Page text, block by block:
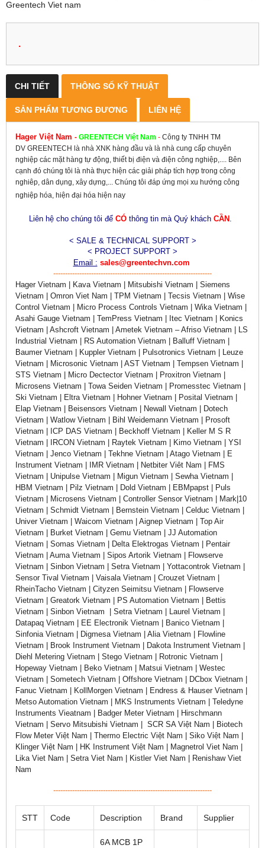
Greentech Viet nam
.
CHI TIẾT THÔNG SỐ KỸ THUẬT
SẢN PHẨM TƯƠNG ĐƯƠNG LIÊN HỆ
Hager Việt Nam - GREENTECH Việt Nam - Công ty TNHH TM
DV GREENTECH là nhà XNK hàng đầu và là nhà cung cấp chuyên
nghiệp các mặt hàng tự động, thiết bị điện và điện công nghiệp,.... Bên
cạnh đó chúng tôi là nhà thực hiện các giải pháp tích hợp trong công
nghiêp, dân dụng, xây dựng,... Chúng tôi đáp ứng mọi xu hướng công
nghiệp hóa, hiện đại hóa hiện nay
Liên hệ cho chúng tôi để CÓthông tin mà Quý khách CẦN .
< SALE & TECHNICAL SUPPORT >
< PROJECT SUPPORT >
Email : sales@greentechvn.com
-------------------------------------------------------------------
Hager Vietnam | Kava Vietnam | Mitsubishi Vietnam | Siemens
Vietnam | Omron Viet Nam | TPM Vietnam | Tecsis Vietnam | Wise
Control Vietnam | Micro Process Controls Vietnam | Wika Vietnam |
Asahi Gauge Vietnam | TemPress Vietnam | Itec Vietnam | Konics
Vietnam | Ashcroft Vietnam | Ametek Vietnam – Afriso Vietnam | LS
Industrial Vietnam | RS Automation Vietnam | Balluff Vietnam |
Baumer Vietnam | Kuppler Vietnam | Pulsotronics Vietnam | Leuze
Vietnam | Microsonic Vietnam | AST Vietnam | Tempsen Vietnam |
STS Vietnam | Micro Dectector Vietnam | Proxitron Vietnam |
Microsens Vietnam | Towa Seiden Vietnam | Promesstec Vietnam |
Ski Vietnam | Eltra Vietnam | Hohner Vietnam | Posital Vietnam |
Elap Vietnam | Beisensors Vietnam | Newall Vietnam | Dotech
Vietnam | Watlow Vietnam | Bihl Weidemann Vietnam | Prosoft
Vietnam | ICP DAS Vietnam | Beckhoff Vietnam | Keller M S R
Vietnam | IRCON Vietnam | Raytek Vietnam | Kimo Vietnam | YSI
Vietnam | Jenco Vietnam | Tekhne Vietnam | Atago Vietnam | E
Instrument Vietnam | IMR Vietnam | Netbiter Viêt Nam | FMS
Vietnam | Unipulse Vietnam | Migun Vietnam | Sewha Vietnam |
HBM Vietnam | Pilz Vietnam | Dold Vietnam | EBMpapst | Puls
Vietnam | Microsens Vietnam | Controller Sensor Vietnam | Mark|10
Vietnam | Schmidt Vietnam | Bernstein Vietnam | Celduc Vietnam |
Univer Vietnam | Waicom Vietnam | Aignep Vietnam | Top Air
Vietnam | Burket Vietnam | Gemu Vietnam | JJ Automation
Vietnam | Somas Vietnam | Delta Elektrogas Vietnam | Pentair
Vietnam | Auma Vietnam | Sipos Artorik Vietnam | Flowserve
Vietnam | Sinbon Vietnam | Setra Vietnam | Yottacontrok Vietnam |
Sensor Tival Vietnam | Vaisala Vietnam | Crouzet Vietnam |
RheinTacho Vietnam | Cityzen Seimitsu Vietnam | Flowserve
Vietnam | Greatork Vietnam | PS Automation Vietnam | Bettis
Vietnam | Sinbon Vietnam | Setra Vietnam | Laurel Vietnam |
Datapaq Vietnam | EE Electronik Vietnam | Banico Vietnam |
Sinfonia Vietnam | Digmesa Vietnam | Alia Vietnam | Flowline
Vietnam | Brook Instrument Vietnam | Dakota Instrument Vietnam |
Diehl Metering Vietnam | Stego Vietnam | Rotronic Vietnam |
Hopeway Vietnam | Beko Vietnam | Matsui Vietnam | Westec
Vietnam | Sometech Vietnam | Offshore Vietnam | DCbox Vietnam |
Fanuc Vietnam | KollMorgen Vietnam | Endress & Hauser Vietnam |
Metso Automation Vietnam | MKS Instruments Vietnam | Teledyne
Instruments Vieatnam | Badger Meter Vietnam | Hirschmann
Vietnam | Servo Mitsubishi Vietnam | SCR SA Việt Nam | Biotech
Flow Meter Việt Nam | Thermo Electric Việt Nam | Siko Việt Nam |
Klinger Việt Nam | HK Instrument Việt Nam | Magnetrol Viet Nam |
Lika Viet Nam | Setra Viet Nam | Kistler Viet Nam | Renishaw Viet
Nam
-------------------------------------------------------------------
STT Code Description Brand Supplier
6A MCB 1P